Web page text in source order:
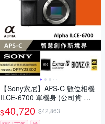
【Sony索尼】APS-C 數位相機
ILCE-6700 單機身 (公司貨 保
固18+6個月)
$40,720 $42,863